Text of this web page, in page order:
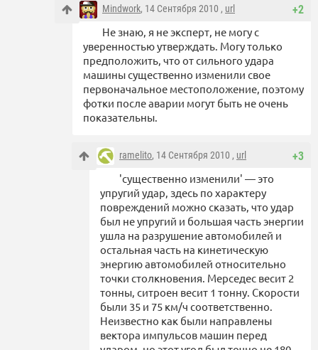
+2
Mindwork, 14 Сентября 2010 , url
Не знаю, я не эксперт, не могу с
уверенностью утверждать. Могу только
предположить, что от сильного удара
машины существенно изменили свое
первоначальное местоположение, поэтому
фотки после аварии могут быть не очень
показательны.
+3
ramelito, 14 Сентября 2010 , url
'существенно изменили' — это
упругий удар, здесь по характеру
повреждений можно сказать, что удар
был не упругий и большая часть энергии
ушла на разрушение автомобилей и
остальная часть на кинетическую
энергию автомобилей относительно
точки столкновения. Мерседес весит 2
тонны, ситроен весит 1 тонну. Скорости
были 35 и 75 км/ч соответственно.
Неизвестно как были направлены
вектора импульсов машин перед